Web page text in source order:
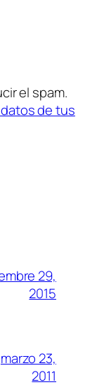
el spam.
de tus
29,
2015
marzo 23,
2011